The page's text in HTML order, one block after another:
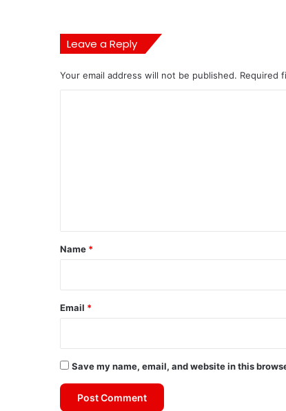
Leave a Reply
Your email address will not be published. Required
*
Name *
Email *
Save my name, email, and website in this